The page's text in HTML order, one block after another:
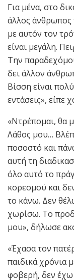
Για μένα, στο
άλλος άνθρωπος
με αυτόν τον
είναι μεγάλη.
Την
δει άλλον
Βίσση είναι
εντάσεις», είπε
«Ντρέπομαι, θα
Λάθος μου…
ποσοστό και
αυτή τη
όλο αυτό το
κορεσμού και
το κάνω. Δεν
χωρίσω. Το
μου», δήλωσε
«Έχασα τον
παιδικά χρόνια
φοβερή, δεν